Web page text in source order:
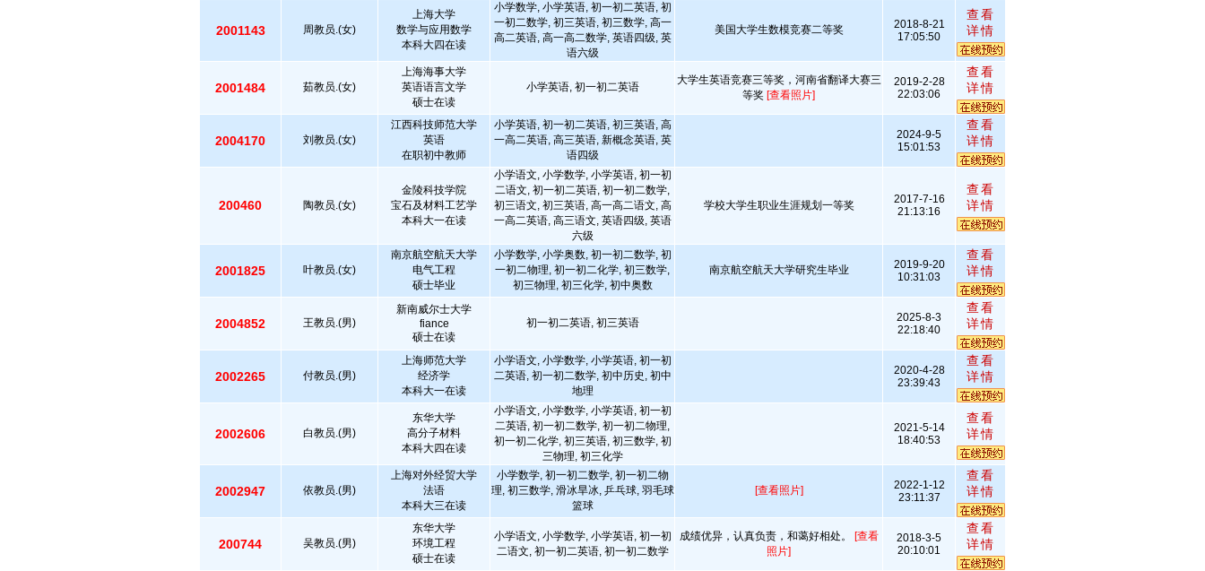
2001143 周教员.(女)
上海大学
数学与应用数学
本科大四在读
小学数学, 小学英语, 初一初二英语, 初
一初二数学, 初三英语, 初三数学, 高一
高二英语, 高一高二数学, 英语四级, 英
语六级
美国大学生数模竞赛二等奖
2018-8-21
17:05:50
查看
详情
2001484 茹教员.(女)
上海海事大学
英语语言文学
硕士在读
小学英语, 初一初二英语
大学生英语竞赛三等奖，河南省翻译大赛三
等奖 [查看照片]
2019-2-28
22:03:06
查看
详情
2004170 刘教员.(女)
江西科技师范大学
英语
在职初中教师
小学英语, 初一初二英语, 初三英语, 高
一高二英语, 高三英语, 新概念英语, 英
语四级
2024-9-5
15:01:53
查看
详情
200460 陶教员.(女)
金陵科技学院
宝石及材料工艺学
本科大一在读
小学语文, 小学数学, 小学英语, 初一初
二语文, 初一初二英语, 初一初二数学,
初三语文, 初三英语, 高一高二语文, 高
一高二英语, 高三语文, 英语四级, 英语
六级
学校大学生职业生涯规划一等奖
2017-7-16
21:13:16
查看
详情
2001825 叶教员.(女)
南京航空航天大学
电气工程
硕士毕业
小学数学, 小学奥数, 初一初二数学, 初
一初二物理, 初一初二化学, 初三数学,
初三物理, 初三化学, 初中奥数
南京航空航天大学研究生毕业
2019-9-20
10:31:03
查看
详情
2004852 王教员.(男)
新南威尔士大学
fiance
硕士在读
初一初二英语, 初三英语
2025-8-3
22:18:40
查看
详情
2002265 付教员.(男)
上海师范大学
经济学
本科大一在读
小学语文, 小学数学, 小学英语, 初一初
二英语, 初一初二数学, 初中历史, 初中
地理
2020-4-28
23:39:43
查看
详情
2002606 白教员.(男)
东华大学
高分子材料
本科大四在读
小学语文, 小学数学, 小学英语, 初一初
二英语, 初一初二数学, 初一初二物理,
初一初二化学, 初三英语, 初三数学, 初
三物理, 初三化学
2021-5-14
18:40:53
查看
详情
2002947 依教员.(男)
上海对外经贸大学
法语
本科大三在读
小学数学, 初一初二数学, 初一初二物
理, 初三数学, 滑冰旱冰, 乒乓球, 羽毛球
篮球
[查看照片]
2022-1-12
23:11:37
查看
详情
200744 吴教员.(男)
东华大学
环境工程
硕士在读
小学语文, 小学数学, 小学英语, 初一初
二语文, 初一初二英语, 初一初二数学
成绩优异，认真负责，和蔼好相处。
[查看
照片]
2018-3-5
20:10:01
查看
详情